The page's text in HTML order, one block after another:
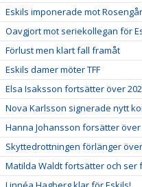
Eskils imponerade mot
Oavgjort mot seriekollegan för
Förlust men klart fall framåt
Eskils damer möter TFF
Elsa Isaksson fortsätter över
Nova Karlsson signerade nytt
Hanna Johansson forsätter över
Skyttedrottningen förlänger över
Matilda Waldt fortsätter och ser